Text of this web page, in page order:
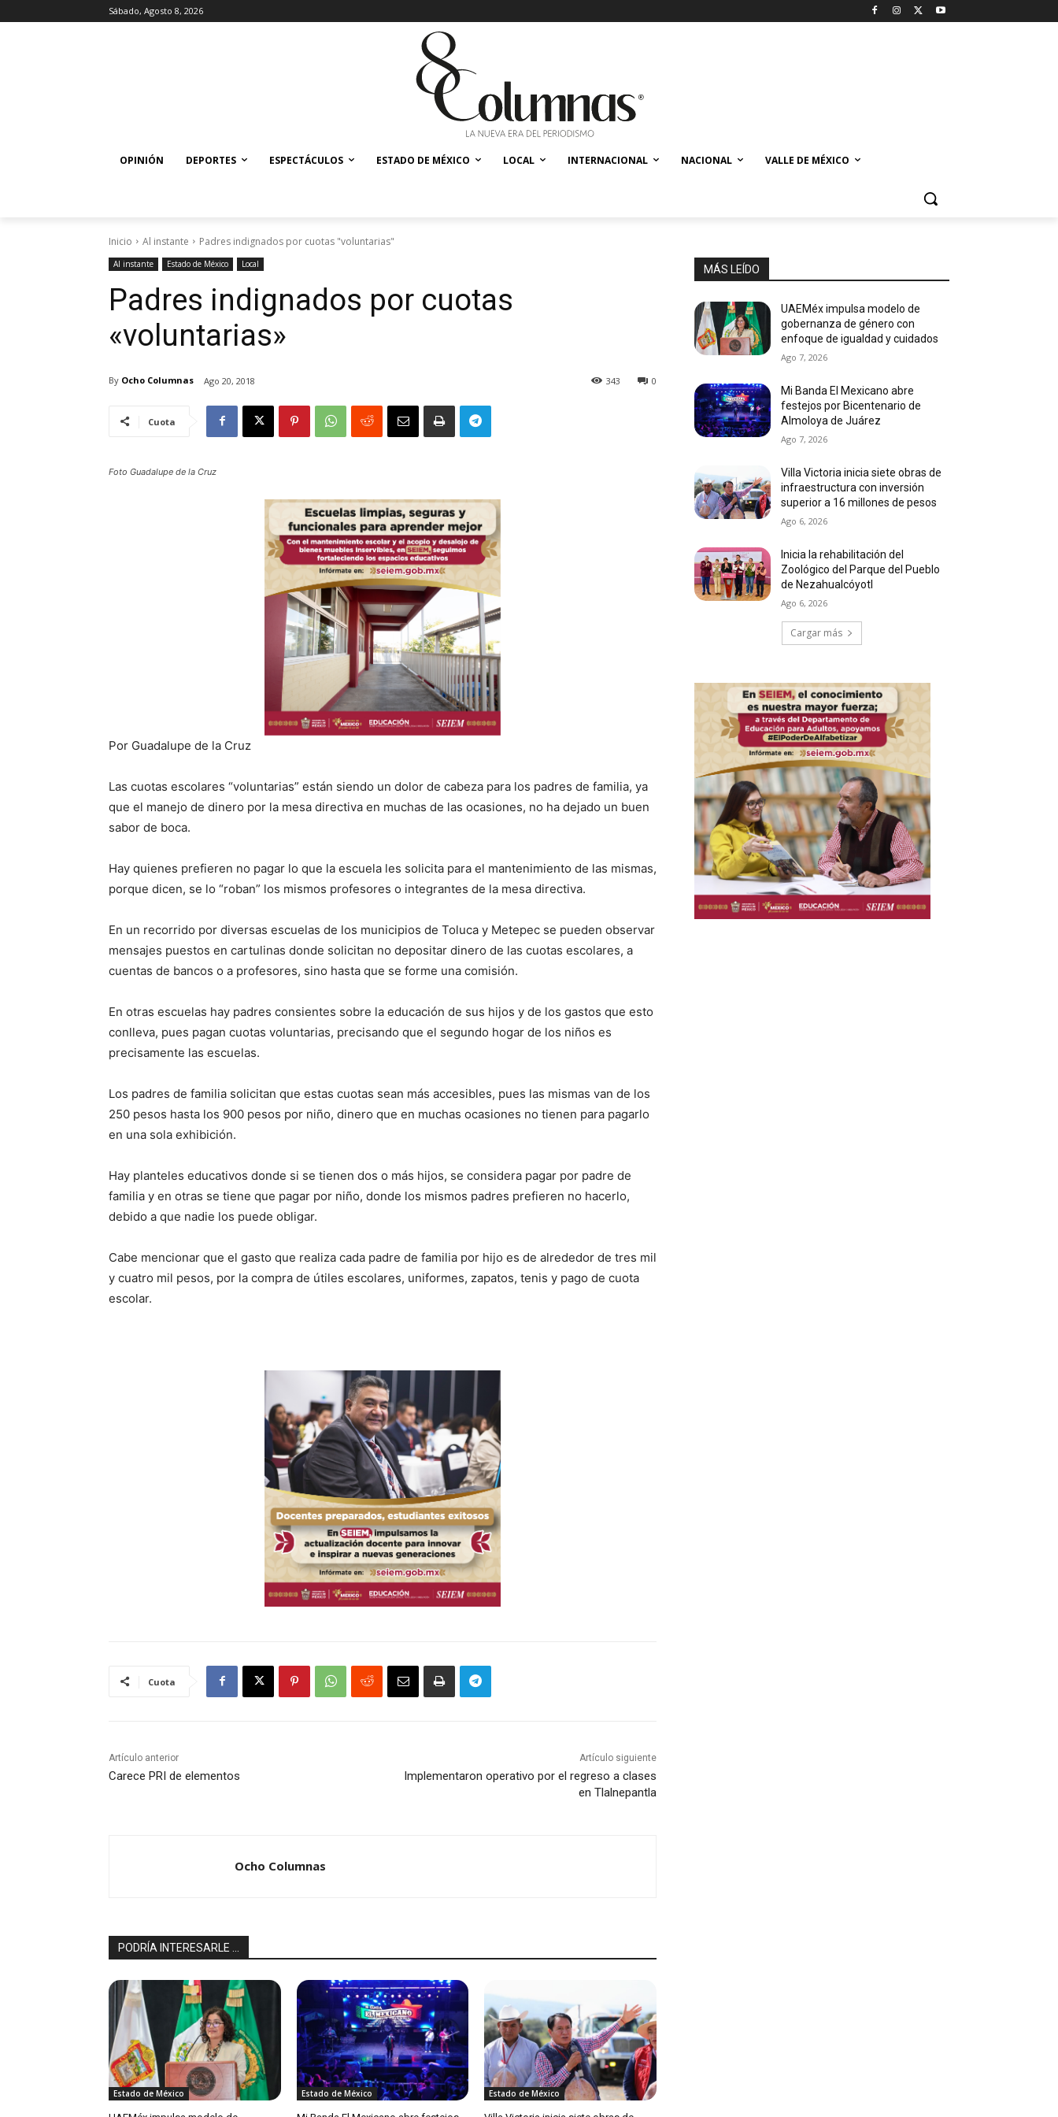
Sábado, Agosto 8, 2026
OPINIÓN DEPORTES ESPECTÁCULOS ESTADO DE MÉXICO LOCAL INTERNACIONAL NACIONAL VALLE DE MÉXICO
Inicio Al instante Padres indignados por cuotas "voluntarias"
Al instante Estado de México Local
Padres indignados por cuotas
«voluntarias»
By Ocho Columnas Ago 20, 2018 0
343
Cuota
Foto Guadalupe de la Cruz
Por Guadalupe de la Cruz
Las cuotas escolares “voluntarias” están siendo un dolor de cabeza para los padres de familia, ya
que el manejo de dinero por la mesa directiva en muchas de las ocasiones, no ha dejado un buen
sabor de boca.
Hay quienes prefieren no pagar lo que la escuela les solicita para el mantenimiento de las mismas,
porque dicen, se lo “roban” los mismos profesores o integrantes de la mesa directiva.
En un recorrido por diversas escuelas de los municipios de Toluca y Metepec se pueden observar
mensajes puestos en cartulinas donde solicitan no depositar dinero de las cuotas escolares, a
cuentas de bancos o a profesores, sino hasta que se forme una comisión.
En otras escuelas hay padres consientes sobre la educación de sus hijos y de los gastos que esto
conlleva, pues pagan cuotas voluntarias, precisando que el segundo hogar de los niños es
precisamente las escuelas.
Los padres de familia solicitan que estas cuotas sean más accesibles, pues las mismas van de los
250 pesos hasta los 900 pesos por niño, dinero que en muchas ocasiones no tienen para pagarlo
en una sola exhibición.
Hay planteles educativos donde si se tienen dos o más hijos, se considera pagar por padre de
familia y en otras se tiene que pagar por niño, donde los mismos padres prefieren no hacerlo,
debido a que nadie los puede obligar.
Cabe mencionar que el gasto que realiza cada padre de familia por hijo es de alrededor de tres mil
y cuatro mil pesos, por la compra de útiles escolares, uniformes, zapatos, tenis y pago de cuota
escolar.
Cuota
Artículo anterior
Carece PRI de elementos
Artículo siguiente
Implementaron operativo por el regreso a clases
en Tlalnepantla
Ocho Columnas
PODRÍA INTERESARLE ...
Estado de México Estado de México Estado de México
MÁS LEÍDO
UAEMéx impulsa modelo de
gobernanza de género con
enfoque de igualdad y cuidados
Ago 7, 2026
Mi Banda El Mexicano abre
festejos por Bicentenario de
Almoloya de Juárez
Ago 7, 2026
Villa Victoria inicia siete obras de
infraestructura con inversión
superior a 16 millones de pesos
Ago 6, 2026
Inicia la rehabilitación del
Zoológico del Parque del Pueblo
de Nezahualcóyotl
Ago 6, 2026
Cargar más